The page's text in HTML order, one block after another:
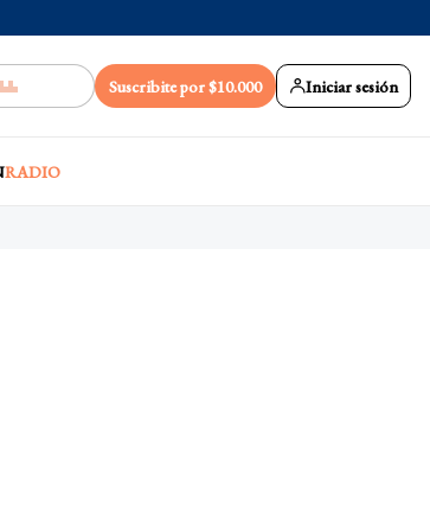
Suscribite por $10.000 Iniciar sesión
RADIO